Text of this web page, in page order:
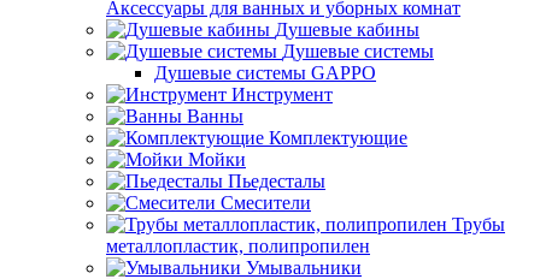
Аксессуары для ванных и уборных комнат
Душевые кабины
Душевые системы
Душевые системы GAPPO
Инструмент
Ванны
Комплектующие
Мойки
Пьедесталы
Смесители
Трубы
металлопластик, полипропилен
Умывальники